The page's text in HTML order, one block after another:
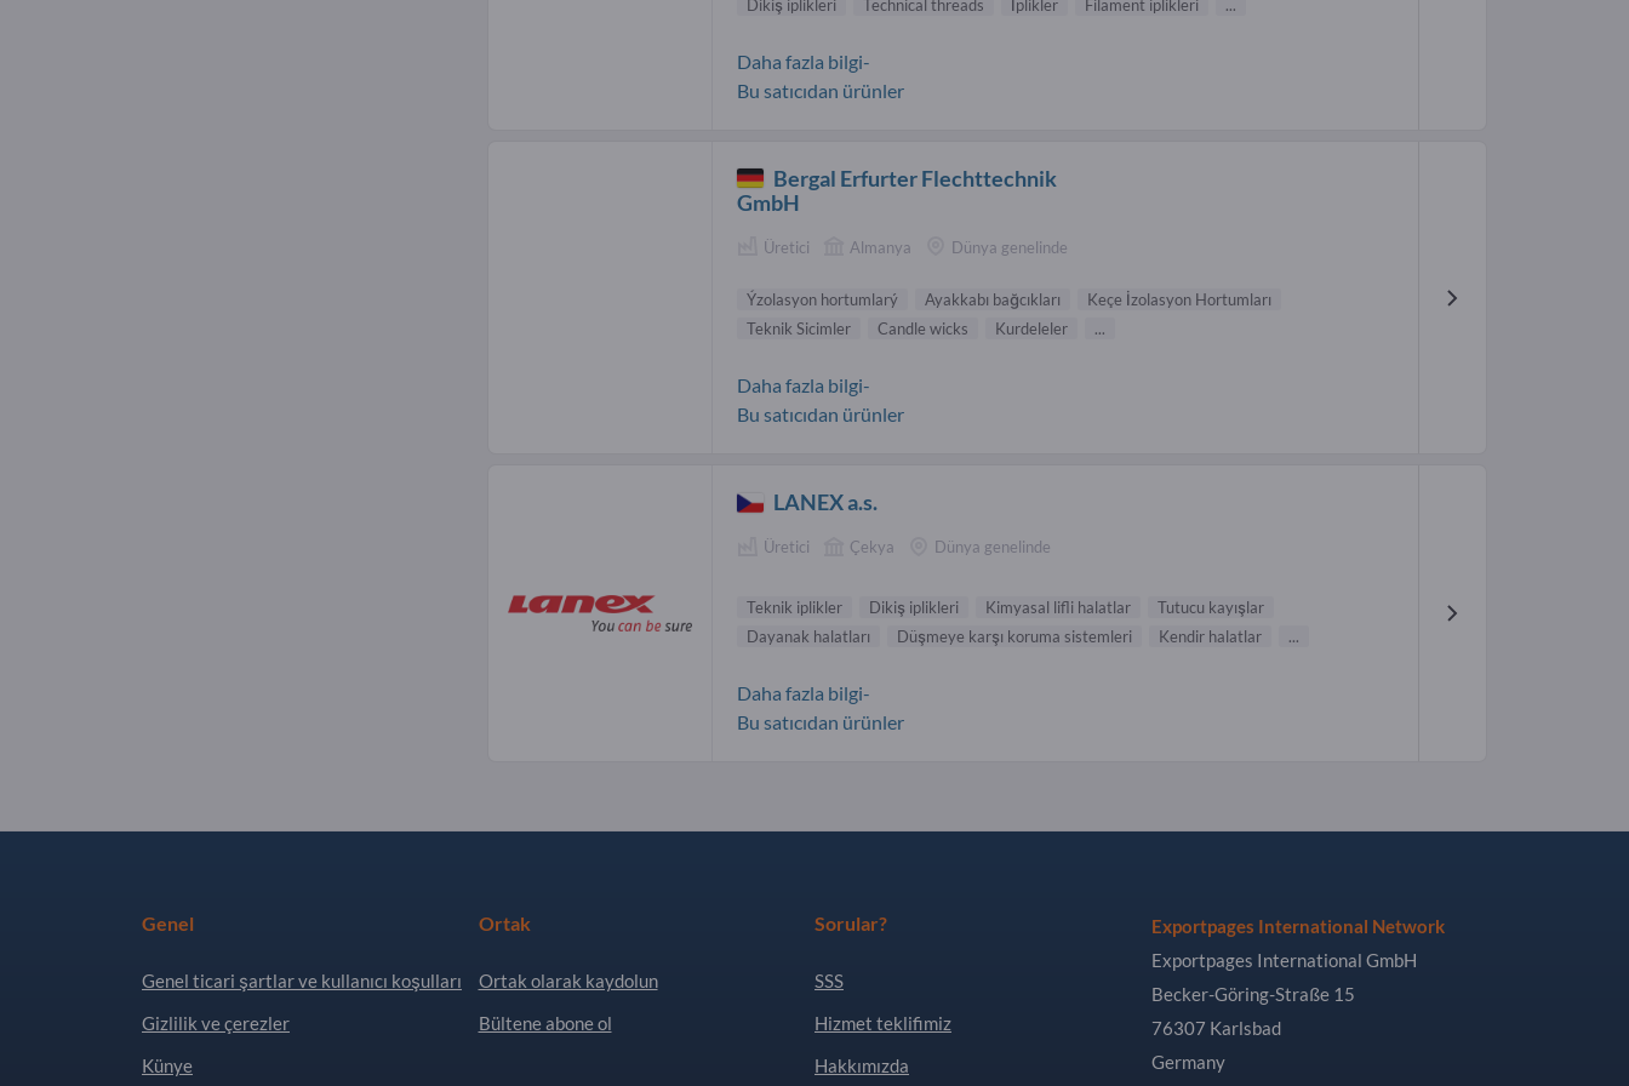
Dikiş iplikleri Technical threads İplikler Filament iplikleri ...
Daha fazla bilgi-
Bu satıcıdan ürünler
Bergal Erfurter Flechttechnik
GmbH
Üretici Almanya Dünya genelinde
Ýzolasyon hortumlarý Ayakkabı bağcıkları
Keçe İzolasyon Hortumları
Teknik Sicimler
Candle wicks Kurdeleler ...
Daha fazla bilgi-
Bu satıcıdan ürünler
LANEX a.s.
Üretici Çekya Dünya genelinde
Teknik iplikler Dikiş iplikleri Kimyasal lifli halatlar
Tutucu kayışlar
Dayanak halatları
Düşmeye karşı koruma sistemleri Kendir halatlar ...
Daha fazla bilgi-
Bu satıcıdan ürünler
Genel
Genel ticari şartlar ve kullanıcı koşulları
Gizlilik ve çerezler
Künye
Ortak
Ortak olarak kaydolun
Bültene abone ol
Sorular?
SSS
Hizmet teklifimiz
Hakkımızda
Exportpages International Network
Exportpages International GmbH
Becker-Göring-Straße 15
76307 Karlsbad
Germany